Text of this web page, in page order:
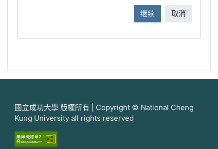
继续 取消
國立成功大學 版權所有 | Copyright © National Cheng
Kung University all rights reserved